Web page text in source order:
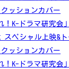
ッションカバー
K-ドラマ研究会」
スペシャル上映&
ッションカバー
K-ドラマ研究会」